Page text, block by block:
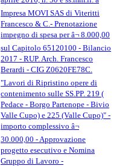
Impresa MOVI SAS di Viteritti
Francesco & C.- Prenotazione
impegno di spesa per â¬ 8.000,00
sul Capitolo 65120100 - Bilancio
2017 - RUP. Arch. Francesco
Berardi - CIG Z0620FE78C.
"Lavori di Ripristino opere di
contenimento sulle SS.PP. 219 (
Pedace - Borgo Partenope - Bivio
Valle Cupo) e 225 (Valle Cupo)" -
importo complessivo â¬
30.000,00 - Approvazione
progetto esecutivo e Nomina
Gruppo di Lavoro -